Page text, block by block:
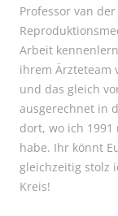
Professor van
Arbeit
ihrem Ärzteteam
und das gleich
ausgerechnet in
dort, wo ich
habe. Ihr könnt
gleichzeitig stolz
Kreis!